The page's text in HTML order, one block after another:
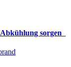
sorgen